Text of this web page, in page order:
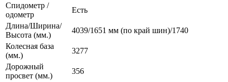
Спидометр /
одометр
Есть
Длина/Ширина/
Высота (мм.)
4039/1651 мм (по край шин)/1740
Колесная база
(мм.)
3277
Дорожный
просвет (мм.)
356